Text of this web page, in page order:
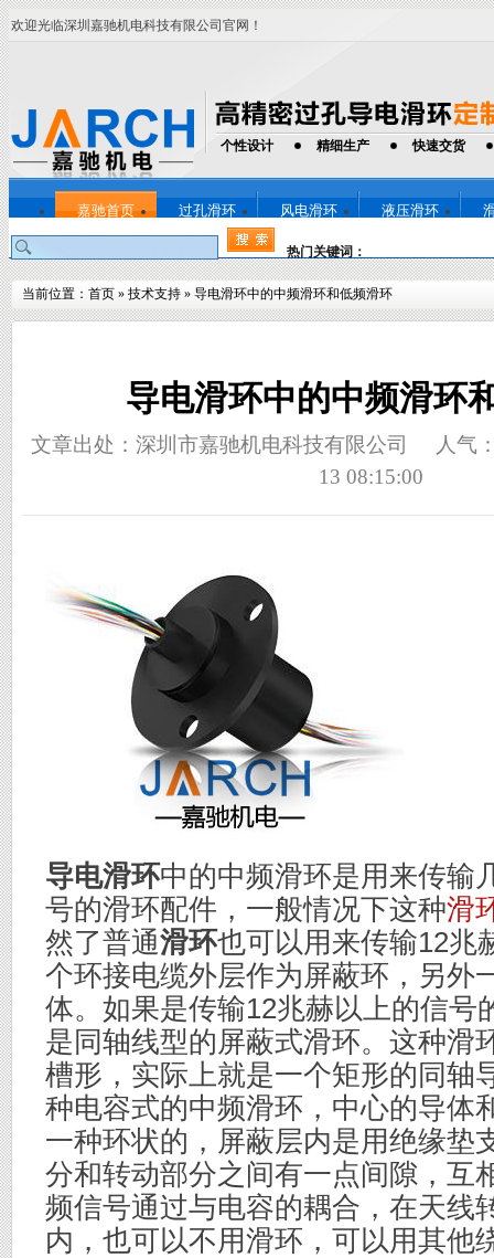
欢迎光临深圳嘉驰机电科技有限公司官网！
个性设计 精细生产 快速交货
嘉驰首页 过孔滑环 风电滑环 液压滑环
热门关键词：
当前位置： 首页 » 技术支持 » 导电滑环中的中频滑环和低频滑环
导电滑环中的中频滑环
文章出处：深圳市嘉驰机电科技有限公司
人气
13 08:15:00
导电滑环中的中频滑环是用来传输
号的滑环配件，一般情况下这种滑
然了普通滑环也可以用来传输12兆
个环接电缆外层作为屏蔽环，另外
体。如果是传输12兆赫以上的信号
是同轴线型的屏蔽式滑环。这种滑
槽形，实际上就是一个矩形的同轴
种电容式的中频滑环，中心的导体
一种环状的，屏蔽层内是用绝缘垫
分和转动部分之间有一点间隙，互
频信号通过与电容的耦合，在天线
内，也可以不用滑环，可以用其他